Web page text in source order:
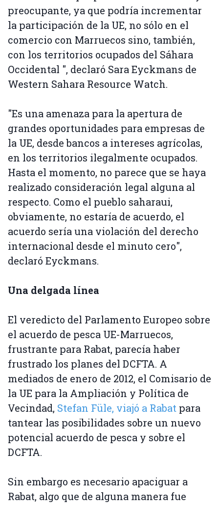
preocupante, ya que podría incrementar
la participación de la UE, no sólo en el
comercio con Marruecos sino, también,
con los territorios ocupados del Sáhara
Occidental ", declaró Sara Eyckmans de
Western Sahara Resource Watch.
"Es una amenaza para la apertura de
grandes oportunidades para empresas de
la UE, desde bancos a intereses agrícolas,
en los territorios ilegalmente ocupados.
Hasta el momento, no parece que se haya
realizado consideración legal alguna al
respecto. Como el pueblo saharaui,
obviamente, no estaría de acuerdo, el
acuerdo sería una violación del derecho
internacional desde el minuto cero",
declaró Eyckmans.
Una delgada línea
El veredicto del Parlamento Europeo sobre
el acuerdo de pesca UE-Marruecos,
frustrante para Rabat, parecía haber
frustrado los planes del DCFTA. A
mediados de enero de 2012, el Comisario de
la UE para la Ampliación y Política de
Vecindad, Stefan Füle, viajó a Rabat para
tantear las posibilidades sobre un nuevo
potencial acuerdo de pesca y sobre el
DCFTA.
Sin embargo es necesario apaciguar a
Rabat, algo que de alguna manera fue